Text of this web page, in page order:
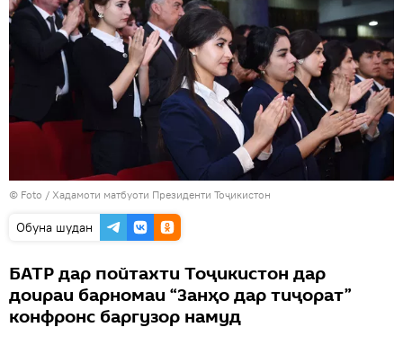
© Foto / Хадамоти матбуоти Президенти Тоҷикистон
Обуна шудан
БАТР дар пойтахти Тоҷикистон дар
доираи барномаи “Занҳо дар тиҷорат”
конфронс баргузор намуд